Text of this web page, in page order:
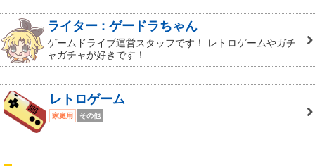
ライター : ゲードラちゃん
ゲームドライブ運営スタッフです！ レトロゲームやガチ
ャガチャが好きです！
レトロゲーム
家庭用 その他